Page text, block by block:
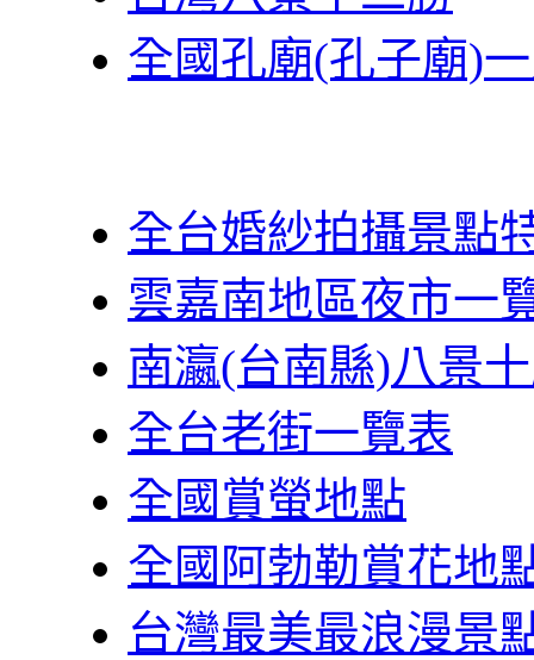
全國孔廟(孔子廟)
全台婚紗拍攝景點
雲嘉南地區夜市一
南瀛(台南縣)八景
全台老街一覽表
全國賞螢地點
全國阿勃勒賞花地
台灣最美最浪漫景